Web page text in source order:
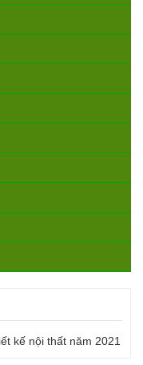
kế nội thất năm 2021